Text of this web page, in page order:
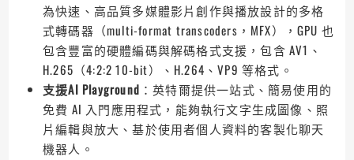
為快速、高品質多媒體影片創作與播放設計的多格
式轉碼器（multi-format transcoders，MFX），GPU 也
包含豐富的硬體編碼與解碼格式支援，包含 AV1、
H.265（4:2:2 10-bit）、H.264、VP9 等格式。
支援AI Playground ：英特爾提供一站式、簡易使用的
免費 AI 入門應用程式，能夠執行文字生成圖像、照
片編輯與放大、基於使用者個人資料的客製化聊天
機器人。